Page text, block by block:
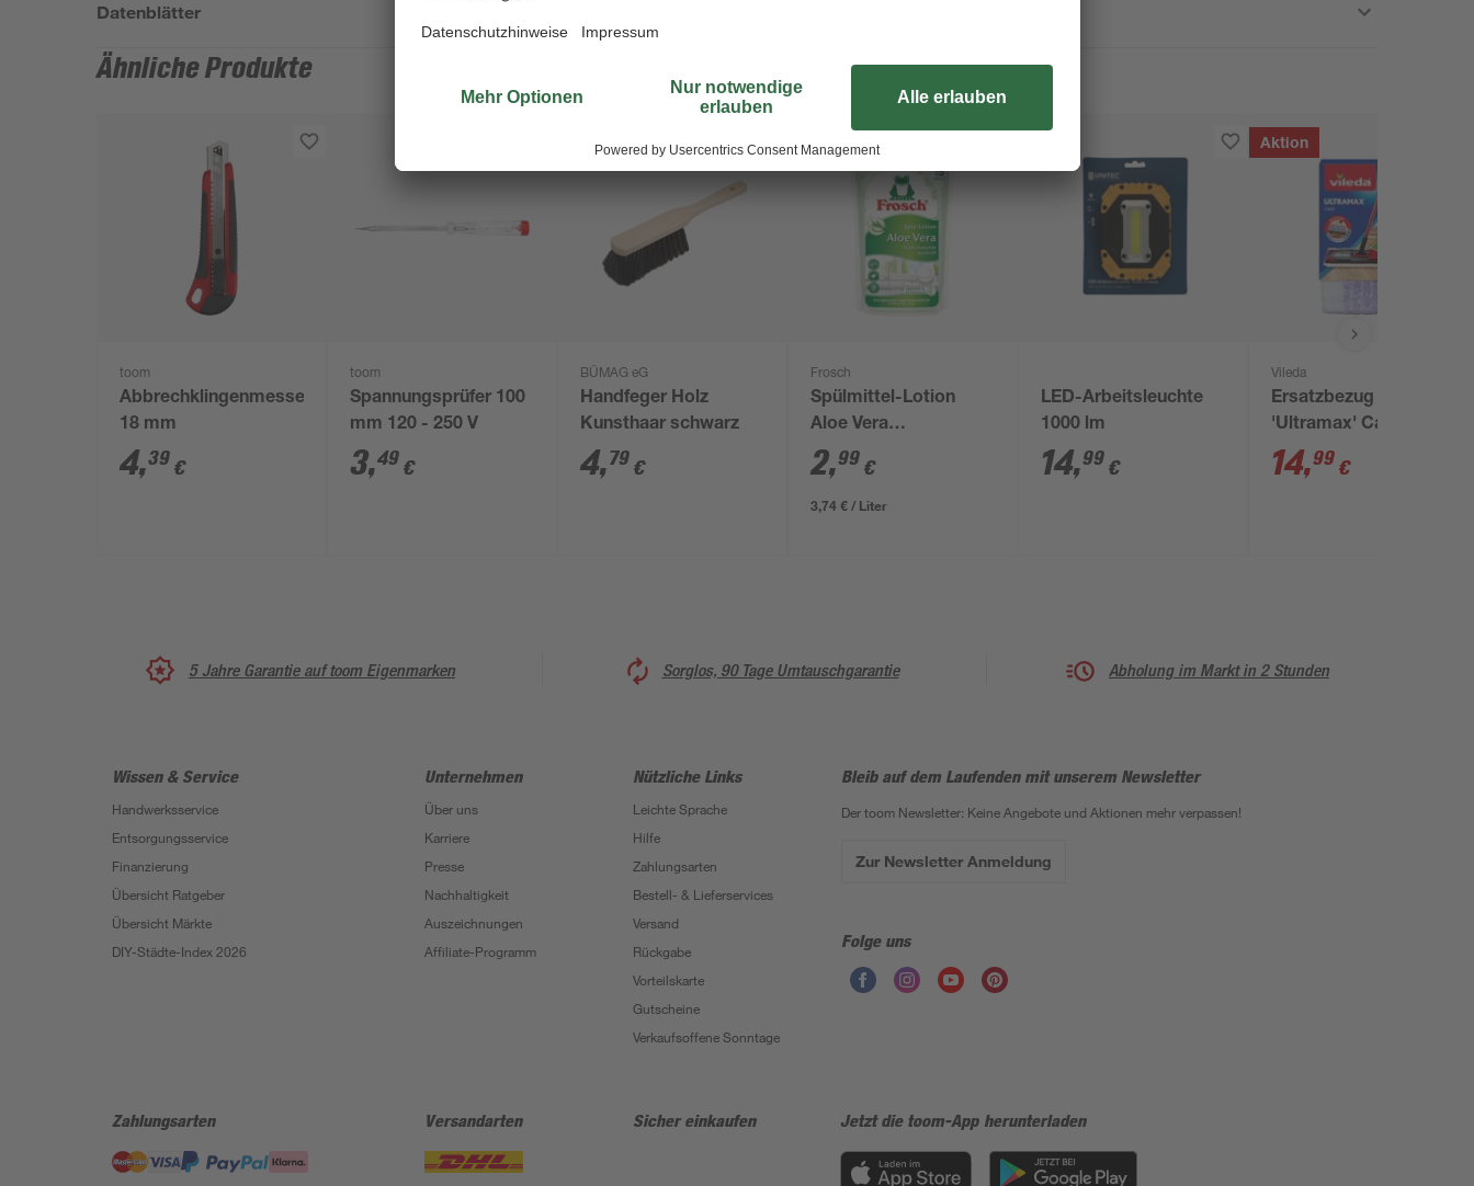
Datenblätter
Ähnliche Produkte
toom
Abbrechklingenmesser
18 mm
4,39 €
toom
Spannungsprüfer 100
mm 120 - 250 V
3,49 €
BÜMAG eG
Handfeger Holz
Kunsthaar schwarz
4,79 €
Frosch
Spülmittel-Lotion
Aloe Vera
Nachfüllbeutel 800 ml
2,99 €
3,74 € / Liter
LED-Arbeitsleuchte
1000 lm
14,99 €
Aktion
Vileda
Ersatzbezug
'Ultramax' Care
Microfaser
14,99 €
5 Jahre Garantie auf toom Eigenmarken Sorglos, 90 Tage Umtauschgarantie Abholung im Markt in 2 Stunden
Wissen & Service
Handwerksservice
Entsorgungsservice
Finanzierung
Übersicht Ratgeber
Übersicht Märkte
DIY-Städte-Index 2026
Unternehmen
Über uns
Karriere
Presse
Nachhaltigkeit
Auszeichnungen
Affiliate-Programm
Nützliche Links
Leichte Sprache
Hilfe
Zahlungsarten
Bestell- & Lieferservices
Versand
Rückgabe
Vorteilskarte
Gutscheine
Verkaufsoffene Sonntage
Bleib auf dem Laufenden mit unserem Newsletter
Der toom Newsletter: Keine Angebote und Aktionen mehr verpassen!
Zur Newsletter Anmeldung
Folge uns
Zahlungsarten Versandarten Sicher einkaufen Jetzt die toom-App herunterladen